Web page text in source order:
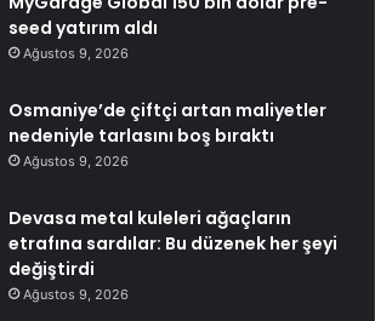
seed yatırım aldı
Ağustos 9, 2026
Osmaniye’de çiftçi artan maliyetler
nedeniyle tarlasını boş bıraktı
Ağustos 9, 2026
Devasa metal kuleleri ağaçların
etrafına sardılar: Bu düzenek her şeyi
değiştirdi
Ağustos 9, 2026